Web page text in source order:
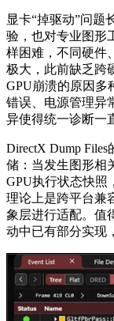
显卡“掉驱动”问题
验，也对专业图形
样困难，不同硬件
极大，此前缺乏跨
GPU崩溃的原因多
错误、电源管理异
异使得统一诊断一
DirectX Dump
储：当发生图形相
GPU执行状态快照
理论上是跨平台兼
象层进行适配。值
动中已有部分实现